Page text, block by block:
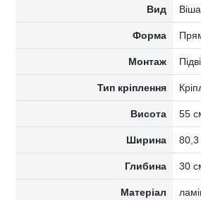
Вид
Форма
Монтаж
Тип кріплення
Висота 55
Ширина 80,3
Глибина 30
Матеріал